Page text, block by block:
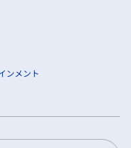
ンメント